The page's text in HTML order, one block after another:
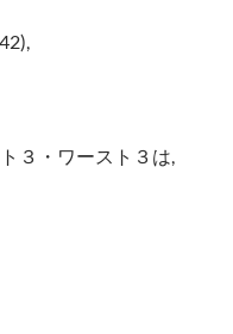
３・ワースト３は,